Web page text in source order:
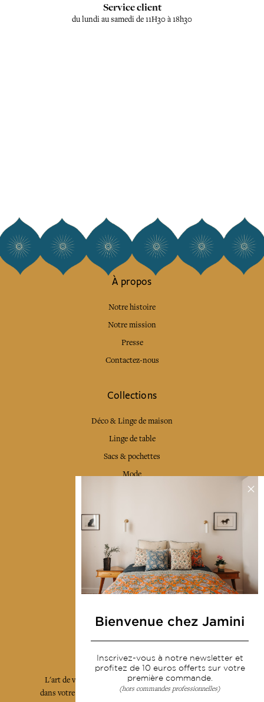
Service client
du lundi au samedi de 11H30 à 18h30
À propos
Notre histoire
Notre mission
Presse
Contactez-nous
Collections
Déco & Linge de maison
Linge de table
Sacs & pochettes
Mode
Livraison & retour
CGV
Devenir revendeur
Notre communauté
L'art de vivre JAMINI raconté avec poésie et élégance
dans votre boîte mail. Inscrivez vous à notre newsletter
Bienvenue chez Jamini
Inscrivez-vous à notre newsletter et
profitez de 10 euros offerts sur votre
première commande.
(hors commandes professionnelles)